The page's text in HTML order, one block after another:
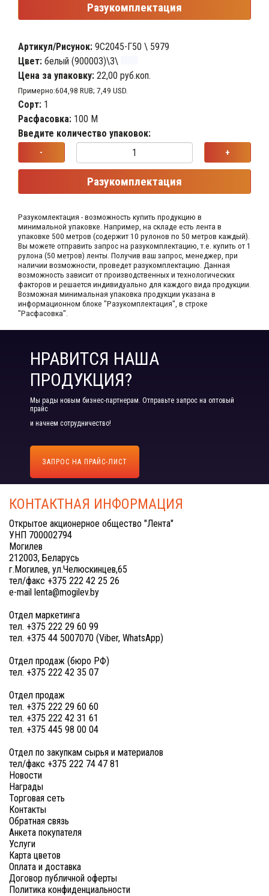
Разукомплектация
Артикул/Рисунок: 9С2045-Г50 \ 5979
Цвет: белый (900003)\3\
Цена за упаковку: 22,00 руб.коп.
Примерно:604,98 RUB; 7,49 USD.
Сорт: 1
Расфасовка: 100 М
Введите количество упаковок:
- +
Разукомплектация
Разукомлектация - возможность купить продукцию в
минимальной упаковке. Например, на складе​ есть лента в
упаковке 500 метров (содержит 10 рулонов по 50 метров каждый).​
Вы можете отправить запрос на разукомплектацию, т.е. купить от 1
рулона (50 метров) ленты. Получив ваш запрос,​ менеджер, при
наличии возможности, проведет разукомплектацию. Данная
возможность зависит от производственных​ и технологических
факторов и решается индивидуально для каждого вида продукции.​
Возможная минимальная упаковка продукции указана в
информационном блоке "Разукомплектация", в строке
"Расфасовка".
НРАВИТСЯ НАША
ПРОДУКЦИЯ?
Мы рады новым бизнес-партнерам. Отправьте запрос на оптовый
прайс
и начнем сотрудничество!
ЗАПРОС НА ПРАЙС-ЛИСТ
КОНТАКТНАЯ ИНФОРМАЦИЯ
Открытое акционерное общество "Лента"
УНП 700002794
Могилев
212003, Беларусь
г.Могилев, ул.Челюскинцев,65
тел/факс +375 222 42 25 26
e-mail lenta@mogilev.by
Отдел маркетинга
тел. +375 222 29 60 99
тел. +375 44 5007070 (Viber, WhatsApp)
Отдел продаж (бюро РФ)
тел. +375 222 42 35 07
Отдел продаж
тел. +375 222 29 60 60
тел. +375 222 42 31 61
тел. +375 445 98 00 04
Отдел по закупкам сырья и материалов
тел/факс +375 222 74 47 81
Новости
Награды
Торговая сеть
Контакты
Обратная связь
Анкета покупателя
Услуги
Карта цветов
Оплата и доставка
Договор публичной оферты
Политика конфиденциальности